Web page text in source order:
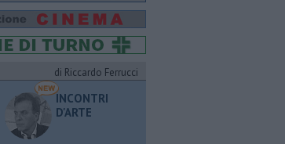
di Riccardo Ferrucci
INCONTRI
D'ARTE